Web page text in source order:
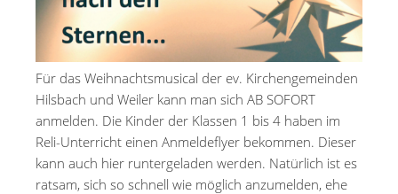
Für das Weihnachtsmusical der ev. Kirchengemeinden
Hilsbach und Weiler kann man sich AB SOFORT
anmelden. Die Kinder der Klassen 1 bis 4 haben im
Reli-Unterricht einen Anmeldeflyer bekommen. Dieser
kann auch hier runtergeladen werden. Natürlich ist es
ratsam, sich so schnell wie möglich anzumelden, ehe